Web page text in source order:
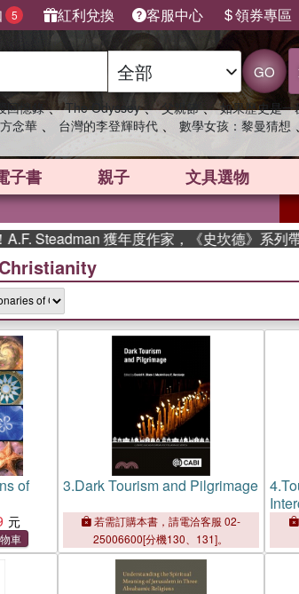
5 紅利兌換 客服中心 領券專區
GO
回憶錄 、 The Odyssey 、 父親節 、 如果歷史是一
方念華 、 台灣的李登輝時代 、 數學女孩：黎曼猜想 、
子書 親子 文具選物
獲年度作家，《史坎德》系列帶你踏上熱
of
3.Dark Tourism and Pilgrimage
若需訂購本書，請電洽客服 02-
25006600[分機130、131]。
4.